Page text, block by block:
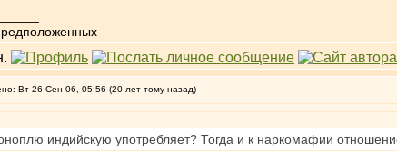
Вт 26 Сен 06, 05:56 (20 лет тому назад)
индийскую употребляет? Тогда и к наркомафии